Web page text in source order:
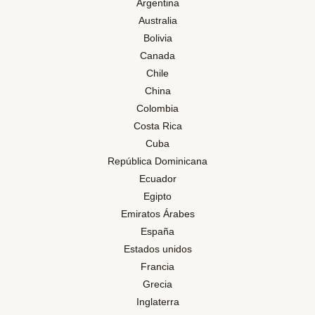
Argentina
Australia
Bolivia
Canada
Chile
China
Colombia
Costa Rica
Cuba
República Dominicana
Ecuador
Egipto
Emiratos Árabes
España
Estados unidos
Francia
Grecia
Inglaterra